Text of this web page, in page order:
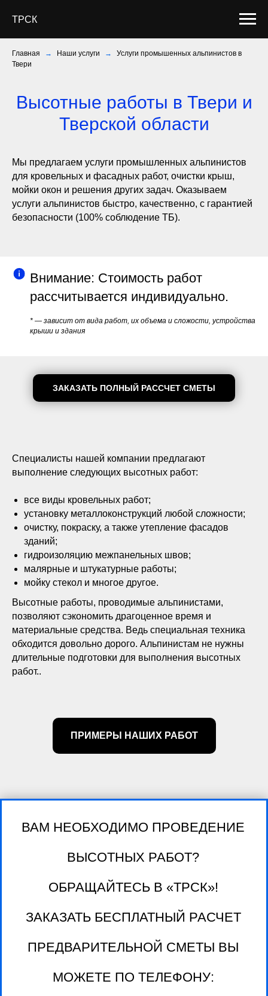
ТРСК
Главная → Наши услуги →
Услуги промышенных альпинистов в
Твери
Высотные работы в Твери и
Тверской области
Мы предлагаем услуги промышленных альпинистов
для кровельных и фасадных работ, очистки крыш,
мойки окон и решения других задач. Оказываем
услуги альпинистов быстро, качественно, с гарантией
безопасности (100% соблюдение ТБ).
Внимание: Стоимость работ
рассчитывается индивидуально.
* — зависит от вида работ, их объема и сложости, устройства
крыши и здания
ЗАКАЗАТЬ ПОЛНЫЙ РАССЧЕТ СМЕТЫ
Специалисты нашей компании предлагают
выполнение следующих высотных работ:
все виды кровельных работ;
установку металлоконструкций любой сложности;
очистку, покраску, а также утепление фасадов
зданий;
гидроизоляцию межпанельных швов;
малярные и штукатурные работы;
мойку стекол и многое другое.
Высотные работы, проводимые альпинистами,
позволяют сэкономить драгоценное время и
материальные средства. Ведь специальная техника
обходится довольно дорого. Альпинистам не нужны
длительные подготовки для выполнения высотных
работ..
ПРИМЕРЫ НАШИХ РАБОТ
ВАМ НЕОБХОДИМО ПРОВЕДЕНИЕ
ВЫСОТНЫХ РАБОТ?
ОБРАЩАЙТЕСЬ В «ТРСК»!
ЗАКАЗАТЬ БЕСПЛАТНЫЙ РАСЧЕТ
ПРЕДВАРИТЕЛЬНОЙ СМЕТЫ ВЫ
МОЖЕТЕ ПО ТЕЛЕФОНУ: